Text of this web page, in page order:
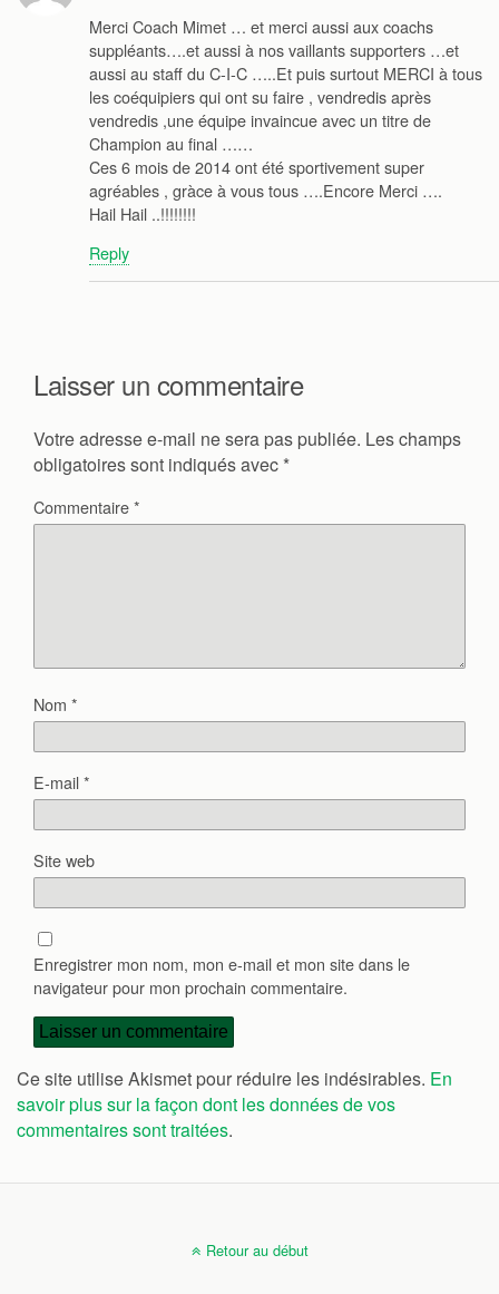
Merci Coach Mimet … et merci aussi aux coachs
suppléants….et aussi à nos vaillants supporters …et
aussi au staff du C-I-C …..Et puis surtout MERCI à tous
les coéquipiers qui ont su faire , vendredis après
vendredis ,une équipe invaincue avec un titre de
Champion au final ……
Ces 6 mois de 2014 ont été sportivement super
agréables , gràce à vous tous ….Encore Merci ….
Hail Hail ..!!!!!!!!
Reply
Laisser un commentaire
Votre adresse e-mail ne sera pas publiée. Les champs
obligatoires sont indiqués avec *
Commentaire*
Nom *
E-mail*
Site web
Enregistrer mon nom, mon e-mail et mon site dans le
navigateur pour mon prochain commentaire.
Ce site utilise Akismet pour réduire les indésirables. En
savoir plus sur la façon dont les données de vos
commentaires sont traitées.
Retour au début